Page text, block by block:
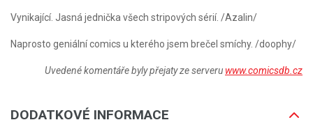
Vynikající. Jasná jednička všech stripových sérií. /Azalin/
Naprosto geniální comics u kterého jsem brečel smíchy. /doophy/
Uvedené komentáře byly přejaty ze serveru www.comicsdb.cz
DODATKOVÉ INFORMACE